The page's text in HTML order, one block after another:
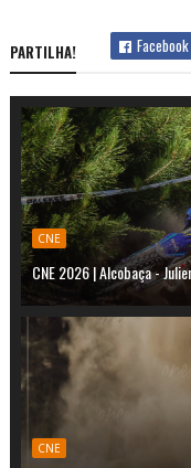
PARTILHA! Facebook
CNE
CNE 2026 | Alcobaça -
CNE